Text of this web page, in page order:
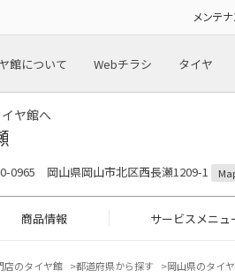
メンテ
館について Webチラシ タイヤ
ヤ館へ
0965 岡山県岡山市北区西長瀬1209-1
商品情報 サービスメニュ
店のタイヤ館 都道府県から探す 岡山県のタイ